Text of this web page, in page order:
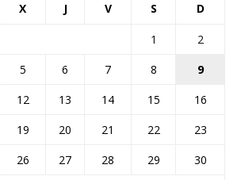
X J V S D
1
2
5 6 7 8
9
12 13 14 15
16
19 20 21 22
23
26 27 28 29
30